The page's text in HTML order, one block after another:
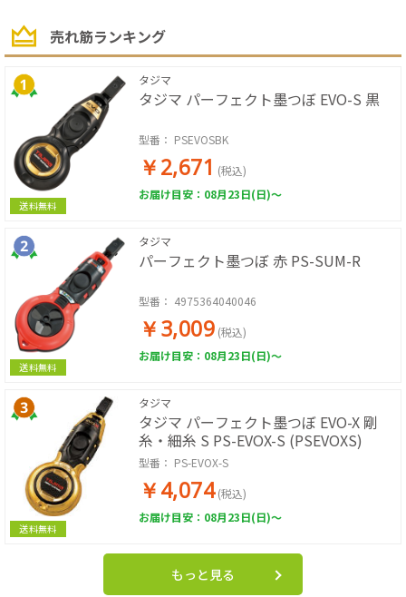
売れ筋ランキング
送料無料
タジマ
タジマ パーフェクト墨つぼ EVO-S 黒
型番： PSEVOSBK
￥2,671 (税込)
お届け目安：08月23日(日)～
送料無料
タジマ
パーフェクト墨つぼ 赤 PS-SUM-R
型番： 4975364040046
￥3,009 (税込)
お届け目安：08月23日(日)～
送料無料
タジマ
タジマ パーフェクト墨つぼ EVO-X 剛
糸・細糸 S PS-EVOX-S (PSEVOXS)
型番： PS-EVOX-S
￥4,074 (税込)
お届け目安：08月23日(日)～
もっと見る